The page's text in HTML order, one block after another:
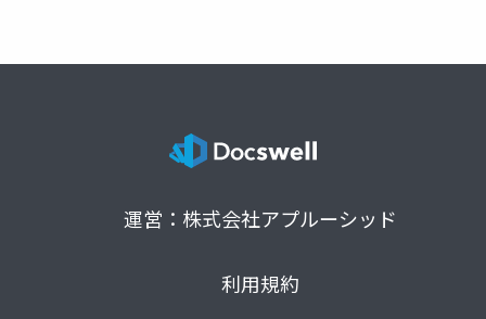
運営：株式会社アプルーシッド
利用規約